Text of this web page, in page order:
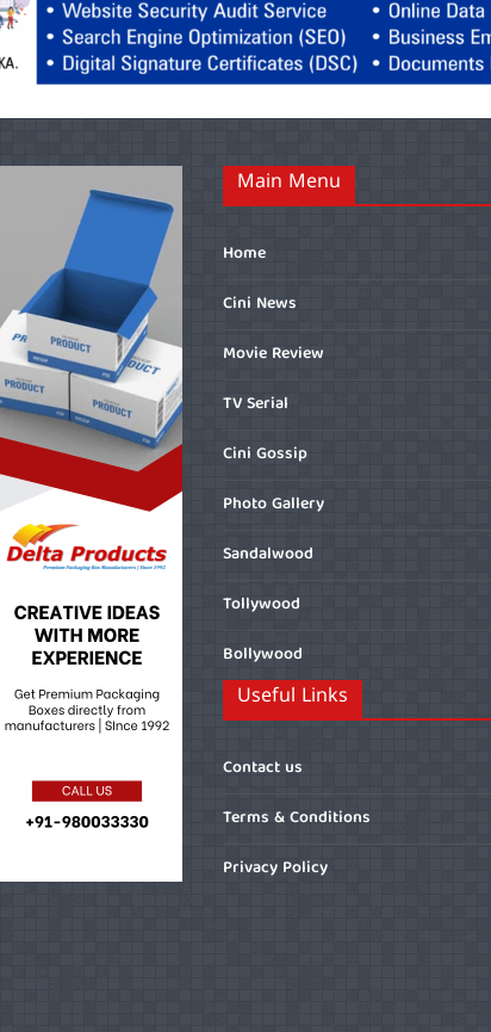
Main Menu
Home
Cini News
Movie Review
TV Serial
Cini Gossip
Photo Gallery
Sandalwood
Tollywood
Bollywood
Useful Links
Contact us
Terms & Conditions
Privacy Policy